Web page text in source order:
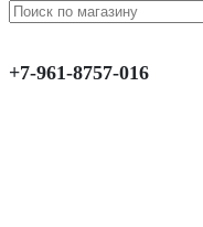
+7-961-8757-016